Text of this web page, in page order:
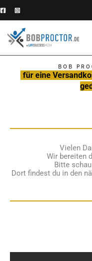
Inhalt
BOB
für eine
Vielen
Wir bereiten
Bitte
Dort findest du in den